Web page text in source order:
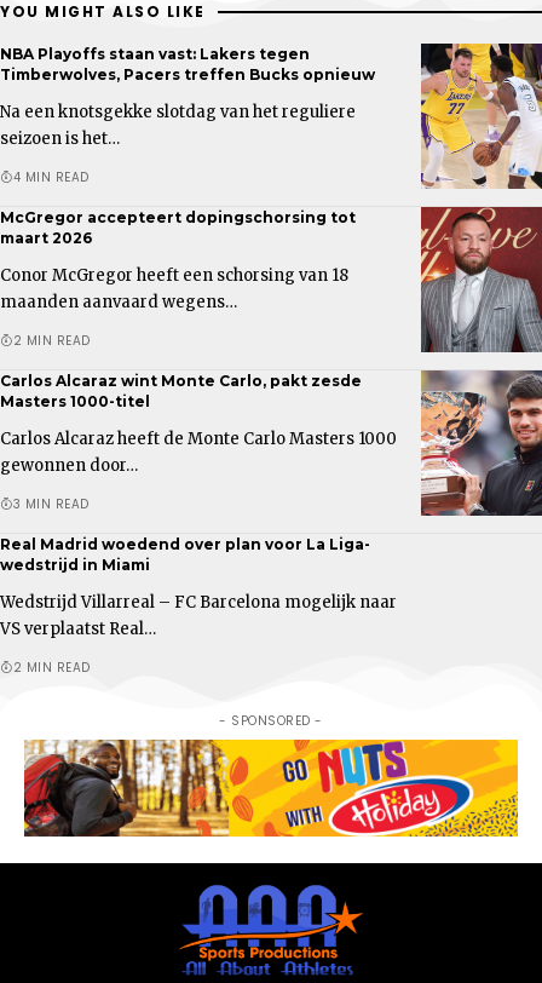
YOU MIGHT ALSO LIKE
NBA Playoffs staan vast: Lakers tegen
Timberwolves, Pacers treffen Bucks opnieuw
Na een knotsgekke slotdag van het reguliere
seizoen is het…
4 MIN READ
McGregor accepteert dopingschorsing tot
maart 2026
Conor McGregor heeft een schorsing van 18
maanden aanvaard wegens…
2 MIN READ
Carlos Alcaraz wint Monte Carlo, pakt zesde
Masters 1000-titel
Carlos Alcaraz heeft de Monte Carlo Masters 1000
gewonnen door…
3 MIN READ
Real Madrid woedend over plan voor La Liga-
wedstrijd in Miami
Wedstrijd Villarreal – FC Barcelona mogelijk naar
VS verplaatst Real…
2 MIN READ
- SPONSORED -